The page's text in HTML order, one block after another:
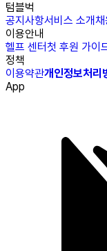
텀블벅
공지사항서비스 소개채
이용안내
헬프 센터첫 후원 가이
정책
이용약관개인정보처리
App